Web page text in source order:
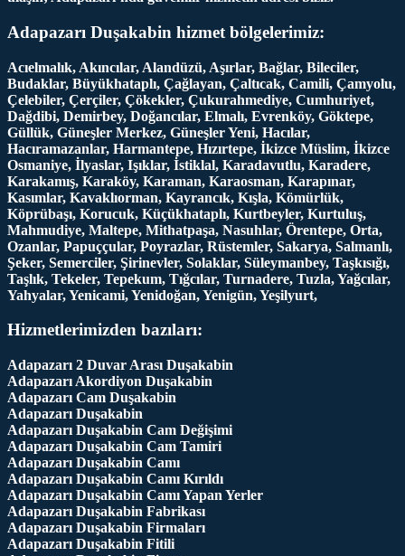
Adapazarı Duşakabin hizmet bölgelerimiz:
Acıelmalık, Akıncılar, Alandüzü, Aşırlar, Bağlar, Bileciler,
Budaklar, Büyükhataplı, Çağlayan, Çaltıcak, Camili, Çamyolu,
Çelebiler, Çerçiler, Çökekler, Çukurahmediye, Cumhuriyet,
Dağdibi, Demirbey, Doğancılar, Elmalı, Evrenköy, Göktepe,
Güllük, Güneşler Merkez, Güneşler Yeni, Hacılar,
Hacıramazanlar, Harmantepe, Hızırtepe, İkizce Müslim, İkizce
Osmaniye, İlyaslar, Işıklar, İstiklal, Karadavutlu, Karadere,
Karakamış, Karaköy, Karaman, Karaosman, Karapınar,
Kasımlar, Kavaklıorman, Kayrancık, Kışla, Kömürlük,
Köprübaşı, Korucuk, Küçükhataplı, Kurtbeyler, Kurtuluş,
Mahmudiye, Maltepe, Mithatpaşa, Nasuhlar, Örentepe, Orta,
Ozanlar, Papuççular, Poyrazlar, Rüstemler, Sakarya, Salmanlı,
Şeker, Semerciler, Şirinevler, Solaklar, Süleymanbey, Taşkısığı,
Taşlık, Tekeler, Tepekum, Tığcılar, Turnadere, Tuzla, Yağcılar,
Yahyalar, Yenicami, Yenidoğan, Yenigün, Yeşilyurt,
Hizmetlerimizden bazıları:
Adapazarı 2 Duvar Arası Duşakabin
Adapazarı Akordiyon Duşakabin
Adapazarı Cam Duşakabin
Adapazarı Duşakabin
Adapazarı Duşakabin Cam Değişimi
Adapazarı Duşakabin Cam Tamiri
Adapazarı Duşakabin Camı
Adapazarı Duşakabin Camı Kırıldı
Adapazarı Duşakabin Camı Yapan Yerler
Adapazarı Duşakabin Fabrikası
Adapazarı Duşakabin Firmaları
Adapazarı Duşakabin Fitili